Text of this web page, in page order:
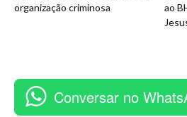
organização criminosa
ao
Conversar no